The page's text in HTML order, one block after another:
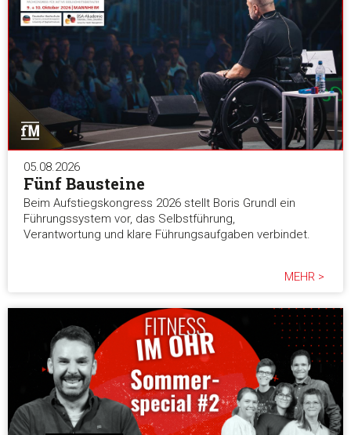
05.08.2026
Fünf Bausteine
Beim Aufstiegskongress 2026 stellt Boris Grundl ein
Führungssystem vor, das Selbstführung,
Verantwortung und klare Führungsaufgaben verbindet.
MEHR >